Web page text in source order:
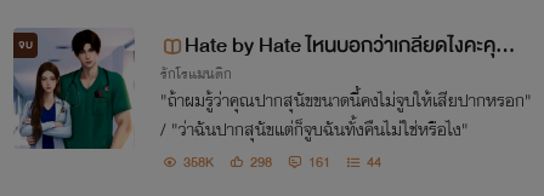
จบ
Hate by Hate ไหนบอกว่าเกลียดไงคะคุณห
มอ
รักโรแมนติก
"ถ้าผมรู้ว่าคุณปากสุนัขขนาดนี้คงไม่จูบให้เสียปากหรอก"
/ "ว่าฉันปากสุนัขแต่ก็จูบฉันทั้งคืนไม่ใช่หรือไง"
358K 298 161 44